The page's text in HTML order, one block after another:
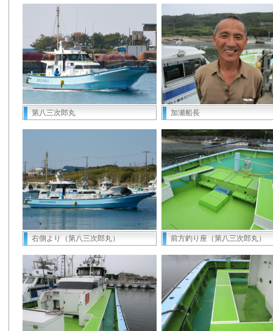
第八三次郎丸 加瀬船長
右側より（第八三次郎丸） 前方釣り座（第八三次郎丸）